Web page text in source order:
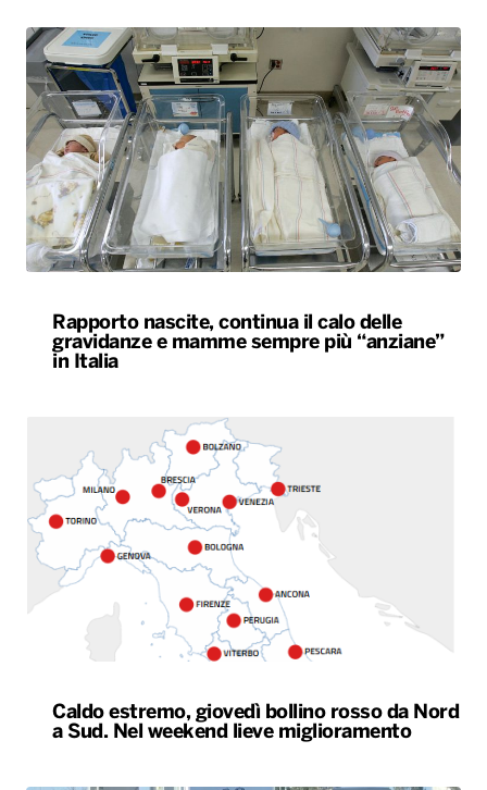
Rapporto nascite, continua il calo delle
gravidanze e mamme sempre più “anziane”
in Italia
Caldo estremo, giovedì bollino rosso da Nord
a Sud. Nel weekend lieve miglioramento